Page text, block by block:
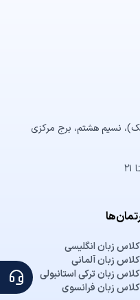
نسیم هشتم، برج مرکزی
کلاس زبان انگلیسی
کلاس زبان آلمانی
کلاس زبان ترکی استانبولی
کلاس زبان فرانسوی